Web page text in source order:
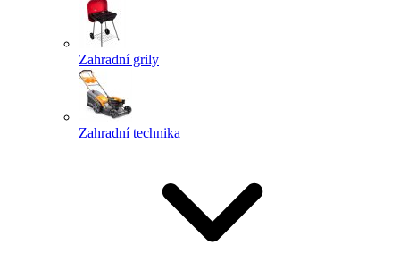
Zahradní grily
Zahradní technika